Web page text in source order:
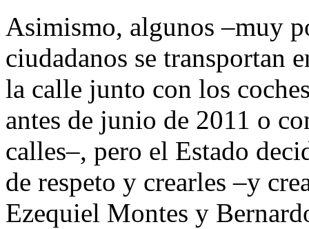
Asimismo, algunos –muy
ciudadanos se transportan
la calle junto con los
antes de junio de 2011 o
calles–, pero el Estado
de respeto y crearles –y
Ezequiel Montes y